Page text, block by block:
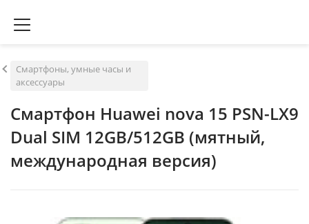
Смартфоны, умные часы и
аксессуары
Смартфон Huawei nova 15 PSN-LX9
Dual SIM 12GB/512GB (мятный,
международная версия)